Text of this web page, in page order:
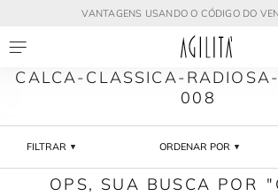
VANTAGENS USANDO O CÓDIGO DO
CALCA-CLASSICA-
008
FILTRAR ORDENAR POR